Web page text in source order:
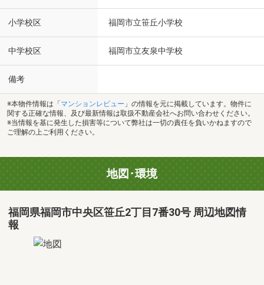
小学校区 福岡市立笹丘小学校
中学校区 福岡市立友泉中学校
備考
※本物件情報は「 マンションレビュー 」の情報を元に掲載しています。物件に
関する正確な情報、及び最新情報は取扱不動産会社へお問い合わせください。
※当情報を基に発生した損害等について弊社は一切の責任を負いかねますので
ご理解の上ご利用ください。
地図･環境
福岡県福岡市中央区笹丘2丁目7番30号 周辺地図情
報